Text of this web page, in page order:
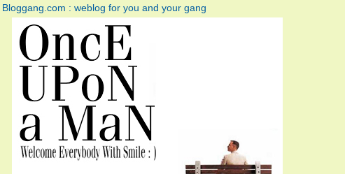
Bloggang.com : weblog for you and your gang